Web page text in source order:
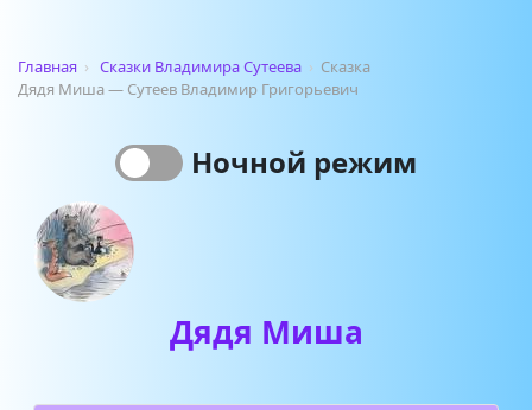
Главная › Сказки Владимира Сутеева › Сказка
Дядя Миша — Сутеев Владимир Григорьевич
Ночной режим
Дядя Миша